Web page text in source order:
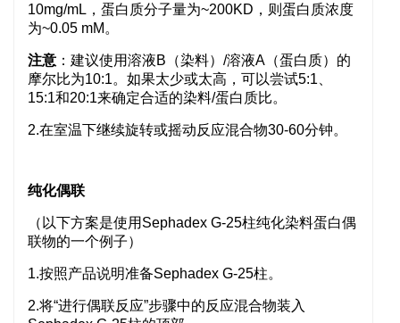
10mg/mL，蛋白质分子量为~200KD，则蛋白质浓度
为~0.05 mM。
注意 ：建议使用溶液B（染料）/溶液A（蛋白质）的
摩尔比为10:1。如果太少或太高，可以尝试5:1、
15:1和20:1来确定合适的染料/蛋白质比。
2.在室温下继续旋转或摇动反应混合物30-60分钟。
纯化偶联
（以下方案是使用Sephadex G-25柱纯化染料蛋白偶
联物的一个例子）
1.按照产品说明准备Sephadex G-25柱。
2.将“进行偶联反应”步骤中的反应混合物装入